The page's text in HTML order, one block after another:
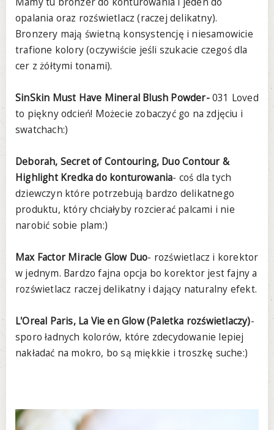
opalania oraz rozświetlacz (raczej delikatny).
Bronzery mają świetną konsystencję i niesamowicie
trafione kolory (oczywiście jeśli szukacie czegoś dla
cer z żółtymi tonami).
SinSkin Must Have Mineral Blush Powder-031 Loved
to piękny odcień! Możecie zobaczyć go na zdjęciu i
swatchach:)
Deborah, Secret of Contouring, Duo Contour &
Highlight Kredka do konturowania- coś dla tych
dziewczyn które potrzebują bardzo delikatnego
produktu, który chciałyby rozcierać palcami i nie
narobić sobie plam:)
Max Factor Miracle Glow Duo- rozświetlacz i korektor
w jednym. Bardzo fajna opcja bo korektor jest fajny a
rozświetlacz raczej delikatny i dający naturalny efekt.
L'Oreal Paris, La Vie en Glow (Paletka rozświetlaczy)-
sporo ładnych kolorów, które zdecydowanie lepiej
nakładać na mokro, bo są miękkie i troszkę suche:)